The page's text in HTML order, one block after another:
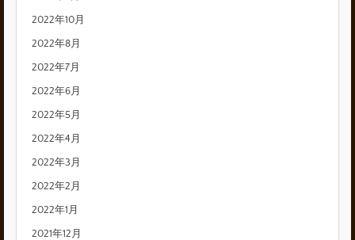
2022年10月
2022年8月
2022年7月
2022年6月
2022年5月
2022年4月
2022年3月
2022年2月
2022年1月
2021年12月